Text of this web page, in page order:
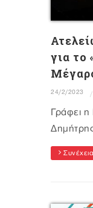
για το
24/2/2023
Γράφει
Συνέχεια